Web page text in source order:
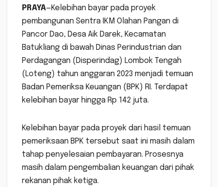
PRAYA—Kelebihan bayar pada proyek
pembangunan Sentra IKM Olahan Pangan di
Pancor Dao, Desa Aik Darek, Kecamatan
Batukliang di bawah Dinas Perindustrian dan
Perdagangan (Disperindag) Lombok Tengah
(Loteng) tahun anggaran 2023 menjadi temuan
Badan Pemeriksa Keuangan (BPK) RI. Terdapat
kelebihan bayar hingga Rp 142 juta.
Kelebihan bayar pada proyek dari hasil temuan
pemeriksaan BPK tersebut saat ini masih dalam
tahap penyelesaian pembayaran. Prosesnya
masih dalam pengembalian keuangan dari pihak
rekanan pihak ketiga.